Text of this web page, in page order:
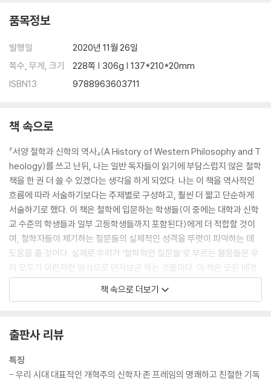
품목정보
발행일
2020년 11월 26일
쪽수, 무게, 크기
228쪽 | 306g | 137*210*20mm
ISBN13
9788963603711
책 속으로
『서양 철학과 신학의 역사』(A History of Western Philosophy and T
heology)를 쓰고 난뒤, 나는 일반 독자들이 읽기에 부담스럽지 않은 철학
책을 한 권 더 쓸 수 있겠다는 생각을 하게 되었다. 나는 이 책을 역사적인
흐름에 따라 서술하기보다는 주제별로 구성하고, 훨씬 더 짧고 단순하게
서술하기로 했다. 이 책은 철학에 입문하는 학생들(이 중에는 대학과 신학
교 수준의 학생들과 일부 고등학생들까지 포함된다)에게 더 적합할 것이
며, 철학자들이 제기하는 질문들의 실제적인 성격을 뚜렷이 파악하는 데
도움을 줄 것이다. 실제로 우리가 ‘철학적인 질문들’로 부르는 물음들은 우
리 모두가 이런저런 방식으로 던져보곤 하는 것들이다. 이 책은 모든 배경
에 속한 독자들이 이 질문들을 명확하고 깊이 있게 숙고해 보도록 도와줄
하지만 우리가 이해하는 ‘자유로움’의 의미는 이와 같지 않다. 자유로운 행
위는 원인이 없는 것이 되어야 할 필요가 없다. 실제로 원인이 없는 행동은
이례적이며 기이한 사건, 곧 우리의 바람과는 상관없이 그저 발생하는 일
책 속으로 더보기
출판사 리뷰
특징
- 우리 시대 대표적인 개혁주의 신학자 존 프레임의 명쾌하고 친절한 기독